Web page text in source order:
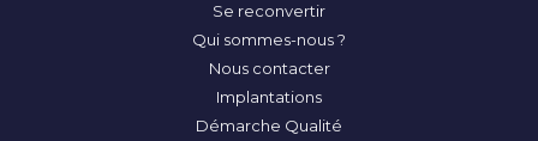
Se reconvertir
Qui sommes-nous ?
Nous contacter
Implantations
Démarche Qualité